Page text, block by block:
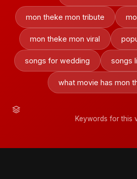
mon theke mon tribute
mon theke mon viral
songs for wedding songs
what movie has mon
Keywords for this